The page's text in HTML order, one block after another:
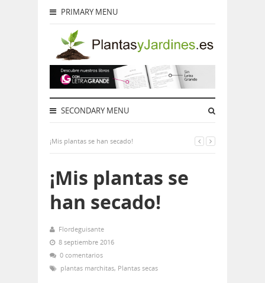
PRIMARY MENU
SECONDARY MENU
¡Mis plantas se han secado!
¡Mis plantas se
han secado!
Flordeguisante
8 septiembre 2016
0 comentarios
plantas marchitas, Plantas secas